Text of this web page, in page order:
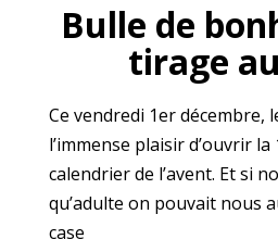
Bulle de
tirage
Ce vendredi 1er décembre,
l’immense plaisir d’ouvrir
calendrier de l’avent. Et si
qu’adulte on pouvait nous
case